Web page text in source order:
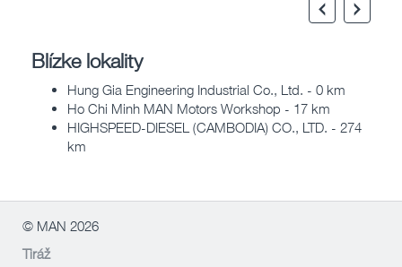
Blízke lokality
Hung Gia Engineering Industrial Co., Ltd. - 0 km
Ho Chi Minh MAN Motors Workshop - 17 km
HIGHSPEED-DIESEL (CAMBODIA) CO., LTD. - 274
km
© MAN 2026
Tiráž